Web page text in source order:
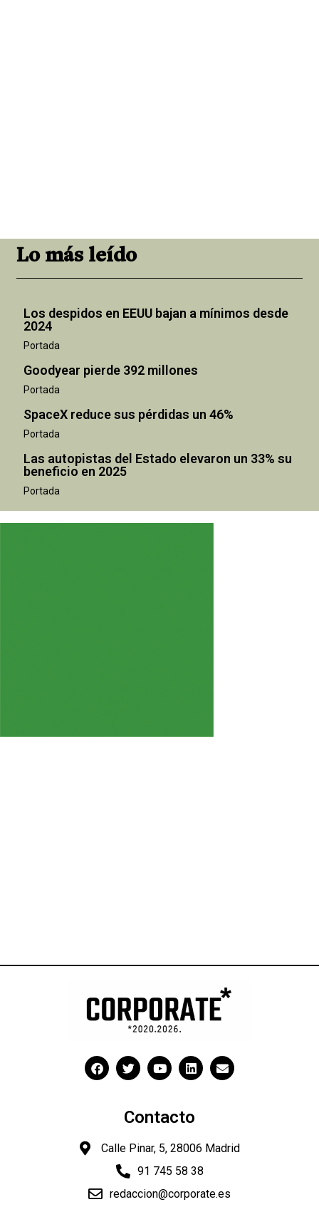
Lo más leído
Los despidos en EEUU bajan a mínimos desde
2024
Portada
Goodyear pierde 392 millones
Portada
SpaceX reduce sus pérdidas un 46%
Portada
Las autopistas del Estado elevaron un 33% su
beneficio en 2025
Portada
Contacto
Calle Pinar, 5, 28006 Madrid
91 745 58 38
redaccion@corporate.es